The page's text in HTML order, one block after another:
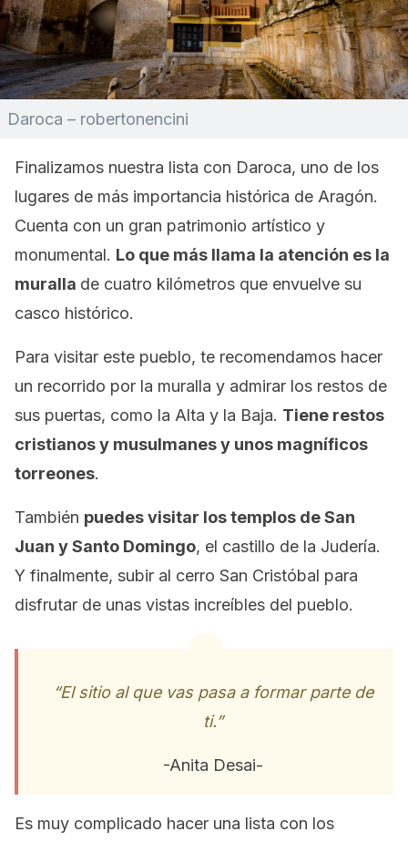
Daroca – robertonencini
Finalizamos nuestra lista con Daroca, uno de los
lugares de más importancia histórica de Aragón.
Cuenta con un gran patrimonio artístico y
monumental. Lo que más llama la atención es la
muralla de cuatro kilómetros que envuelve su
casco histórico.
Para visitar este pueblo, te recomendamos hacer
un recorrido por la muralla y admirar los restos de
sus puertas, como la Alta y la Baja. Tiene restos
cristianos y musulmanes y unos magníficos
torreones.
También puedes visitar los templos de San
Juan y Santo Domingo, el castillo de la Judería.
Y finalmente, subir al cerro San Cristóbal para
disfrutar de unas vistas increíbles del pueblo.
“El sitio al que vas pasa a formar parte de
ti.”
-Anita Desai-
Es muy complicado hacer una lista con los